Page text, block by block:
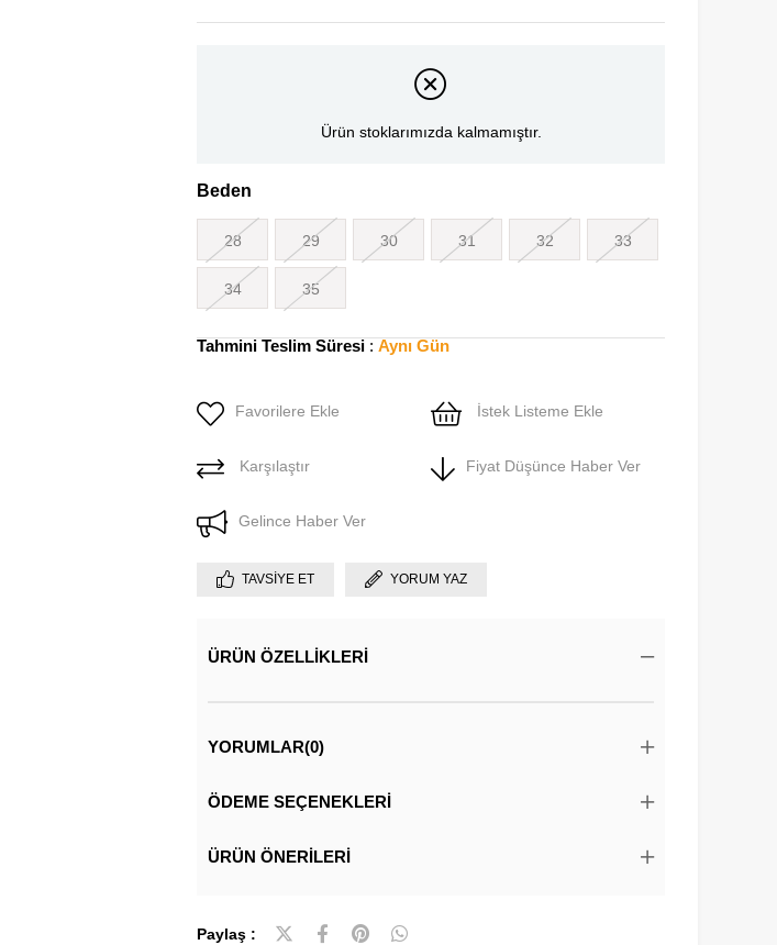
Ürün stoklarımızda kalmamıştır.
Beden
28 29 30 31 32 33
34 35
Tahmini Teslim Süresi : Aynı Gün
Favorilere Ekle İstek Listeme Ekle
Karşılaştır Fiyat Düşünce Haber Ver
Gelince Haber Ver
TAVSIYE ET YORUM YAZ
ÜRÜN ÖZELLIKLERI
YORUMLAR(0)
ÖDEME SEÇENEKLERI
ÜRÜN ÖNERILERI
Paylaş :